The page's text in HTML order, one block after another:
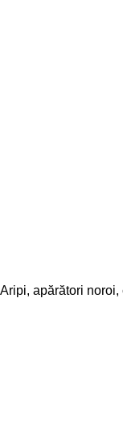
Aripi, apărători noroi,